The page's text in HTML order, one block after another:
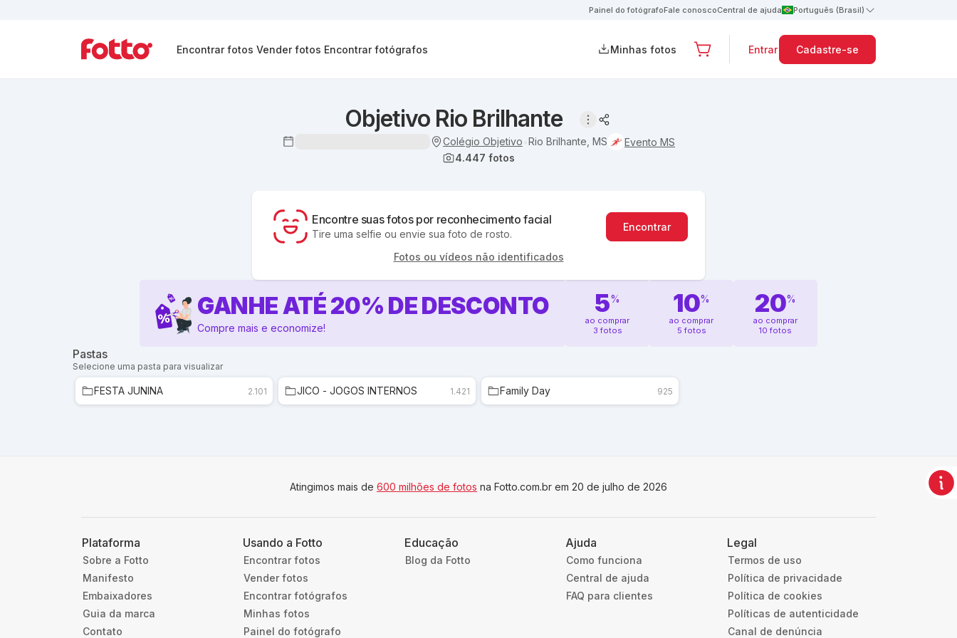
Painel do fotógrafoFale conoscoCentral de ajuda Português (Brasil)
Encontrar fotos Vender fotos Encontrar fotógrafos Minhas fotos Entrar Cadastre-se
Objetivo Rio Brilhante
Colégio Objetivo Rio Brilhante, MS
Evento MS
4.447 fotos
Encontre suas fotos por reconhecimento facial
Tire uma selfie ou envie sua foto de rosto.
Encontrar
Fotos ou vídeos não identificados
GANHE ATÉ20% DE DESCONTO
Compre mais e economize!
5%
ao comprar
3 fotos
10%
ao comprar
5 fotos
20%
ao comprar
10 fotos
Pastas
Selecione uma pasta para visualizar
FESTA JUNINA 2.101 JICO - JOGOS INTERNOS 1.421 Family Day 925
Atingimos mais de 600 milhões de fotos na Fotto.com.br em 20 de julho de 2026
Plataforma
Sobre a Fotto
Manifesto
Embaixadores
Guia da marca
Contato
Usando a Fotto
Encontrar fotos
Vender fotos
Encontrar fotógrafos
Minhas fotos
Painel do fotógrafo
Educação
Blog da Fotto
Ajuda
Como funciona
Central de ajuda
FAQ para clientes
Legal
Termos de uso
Política de privacidade
Política de cookies
Políticas de autenticidade
Canal de denúncia